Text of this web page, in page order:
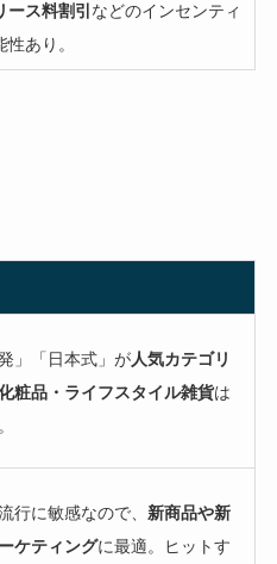
ース料割引 などのインセンティ
あり。
」「日本式」が人気カテゴリ
粧品・ライフスタイル雑貨は
行に敏感なので、 新商品や新
ケティングに最適。ヒットす